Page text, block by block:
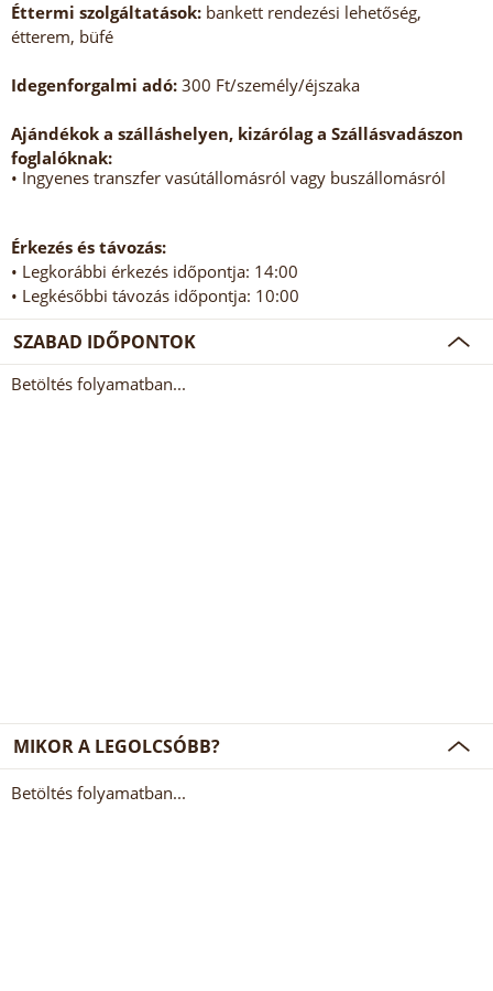
Éttermi szolgáltatások: bankett rendezési lehetőség,
étterem, büfé
Idegenforgalmi adó: 300 Ft/személy/éjszaka
Ajándékok a szálláshelyen, kizárólag a Szállásvadászon
foglalóknak:
• Ingyenes transzfer vasútállomásról vagy buszállomásról
Érkezés és távozás:
• Legkorábbi érkezés időpontja: 14:00
• Legkésőbbi távozás időpontja: 10:00
SZABAD IDŐPONTOK
Betöltés folyamatban...
MIKOR A LEGOLCSÓBB?
Betöltés folyamatban...